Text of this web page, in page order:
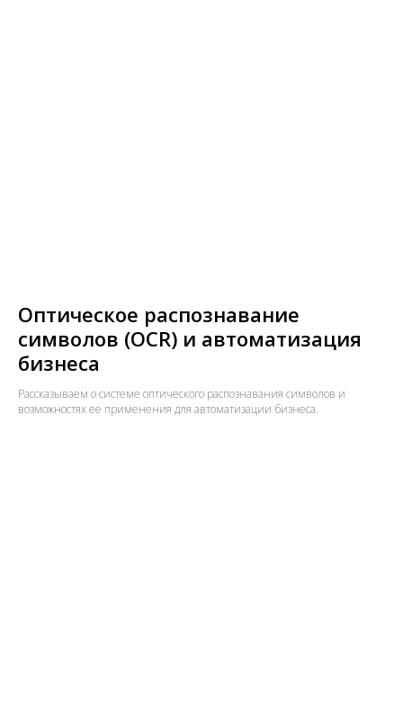
Оптическое распознавание
символов (OCR) и автоматизация
бизнеса
Рассказываем о системе оптического распознавания символов и
возможностях ее применения для автоматизации бизнеса.